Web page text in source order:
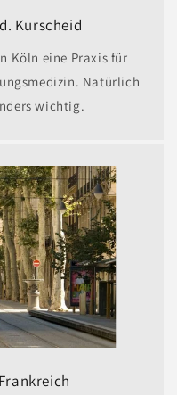
Kurscheid
Köln eine Praxis für
Natürlich
wichtig.